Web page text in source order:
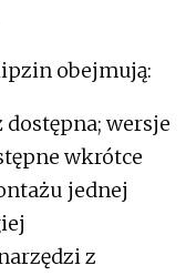
obejmują:
wersje
wkrótce
jednej
z